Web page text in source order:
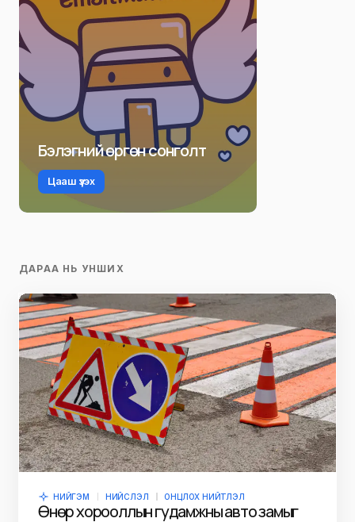
Бэлэгний өргөн сонголт
Цааш үзэх
ДАРАА НЬ УНШИХ
НИЙГЭМ НИЙСЛЭЛ ОНЦЛОХ НИЙТЛЭЛ
Өнөр хорооллын гудамжны авто замыг